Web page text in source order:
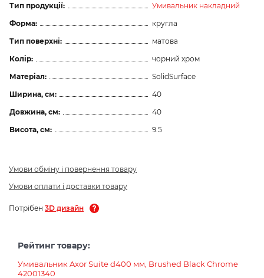
Тип продукції:
Умивальник накладний
Форма:
кругла
Тип поверхні:
матова
Колір:
чорний хром
Матеріал:
SolidSurface
Ширина, см:
40
Довжина, см:
40
Висота, см:
9.5
Умови обміну і повернення товару
Умови оплати і доставки товару
Потрібен 3D дизайн
Рейтинг товару:
Умивальник Axor Suite d400 мм, Brushed Black Chrome
42001340